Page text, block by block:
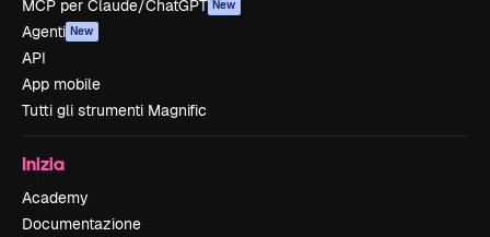
MCP per Claude/ChatGPT New
Agenti New
API
App mobile
Tutti gli strumenti Magnific
Inizia
Academy
Documentazione